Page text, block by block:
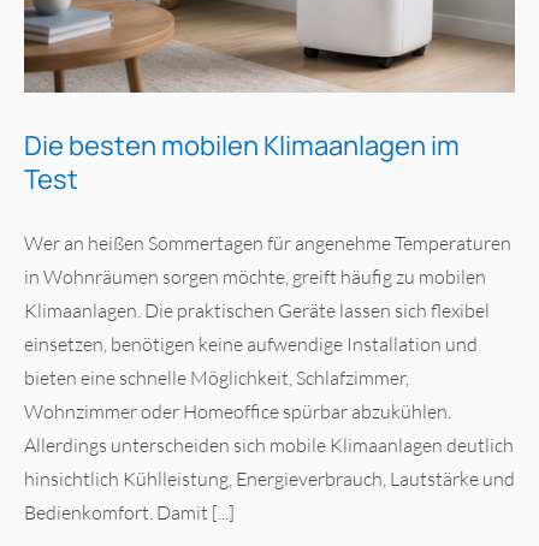
Die besten mobilen Klimaanlagen im
Test
Wer an heißen Sommertagen für angenehme Temperaturen
in Wohnräumen sorgen möchte, greift häufig zu mobilen
Klimaanlagen. Die praktischen Geräte lassen sich flexibel
einsetzen, benötigen keine aufwendige Installation und
bieten eine schnelle Möglichkeit, Schlafzimmer,
Wohnzimmer oder Homeoffice spürbar abzukühlen.
Allerdings unterscheiden sich mobile Klimaanlagen deutlich
hinsichtlich Kühlleistung, Energieverbrauch, Lautstärke und
Bedienkomfort. Damit [...]